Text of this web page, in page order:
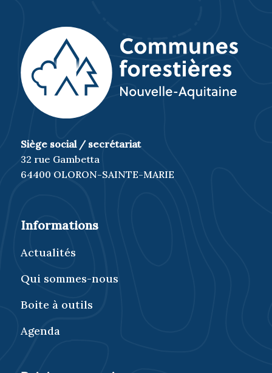
Siège social / secrétariat
32 rue Gambetta
64400 OLORON-SAINTE-MARIE
Informations
Actualités
Qui sommes-nous
Boite à outils
Agenda